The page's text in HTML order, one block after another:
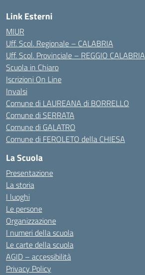
Link Esterni
MIUR
Uff. Scol. Regionale – CALABRIA
Uff. Scol. Provinciale – REGGIO CALABRIA
Scuola in Chiaro
Iscrizioni On Line
Invalsi
Comune di LAUREANA di BORRELLO
Comune di SERRATA
Comune di GALATRO
Comune di FEROLETO della CHIESA
La Scuola
Presentazione
La storia
I luoghi
Le persone
Organizzazione
I numeri della scuola
Le carte della scuola
AGID – accessibilità
Privacy Policy